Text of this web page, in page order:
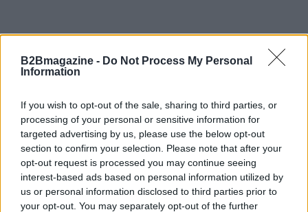
B2Bmagazine - Do Not Process My Personal
Information
If you wish to opt-out of the sale, sharing to third parties, or
processing of your personal or sensitive information for
targeted advertising by us, please use the below opt-out
section to confirm your selection. Please note that after your
opt-out request is processed you may continue seeing
interest-based ads based on personal information utilized by
us or personal information disclosed to third parties prior to
your opt-out. You may separately opt-out of the further
Continua a leggere
B2B NEWS